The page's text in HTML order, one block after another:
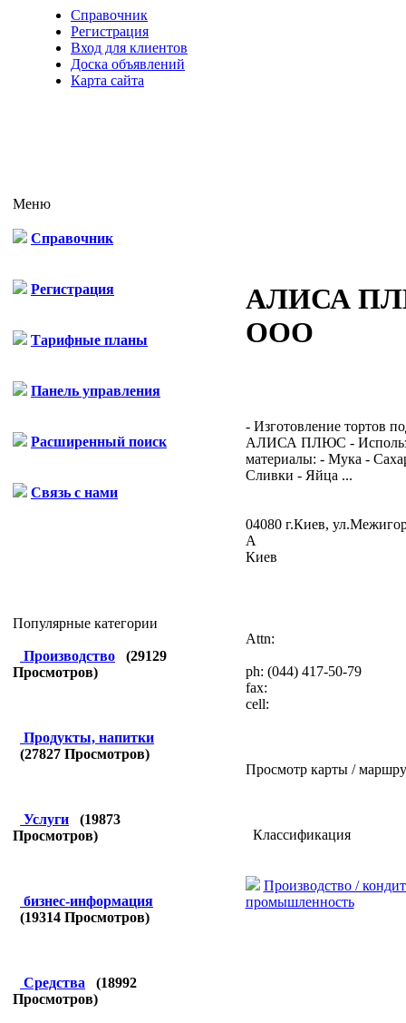
Справочник
Регистрация
Вход для клиентов
Доска объявлений
Карта сайта
Меню
Справочник
Регистрация
Тарифные планы
Панель управления
Расширенный поиск
Связь с нами
Популярные категории
Производство (29129
Просмотров)
Продукты, напитки
(27827 Просмотров)
Услуги (19873
Просмотров)
бизнес-информация
(19314 Просмотров)
Средства (18992
Просмотров)
АЛИСА
ООО
- Изготовление тортов
АЛИСА ПЛЮС -
материалы: - Мука -
Сливки - Яйца ...
04080 г.Киев,
А
Киев
Attn:
ph: (044) 417-50-79
fax:
cell:
Просмотр карты /
Классификация
Производство /
промышленность